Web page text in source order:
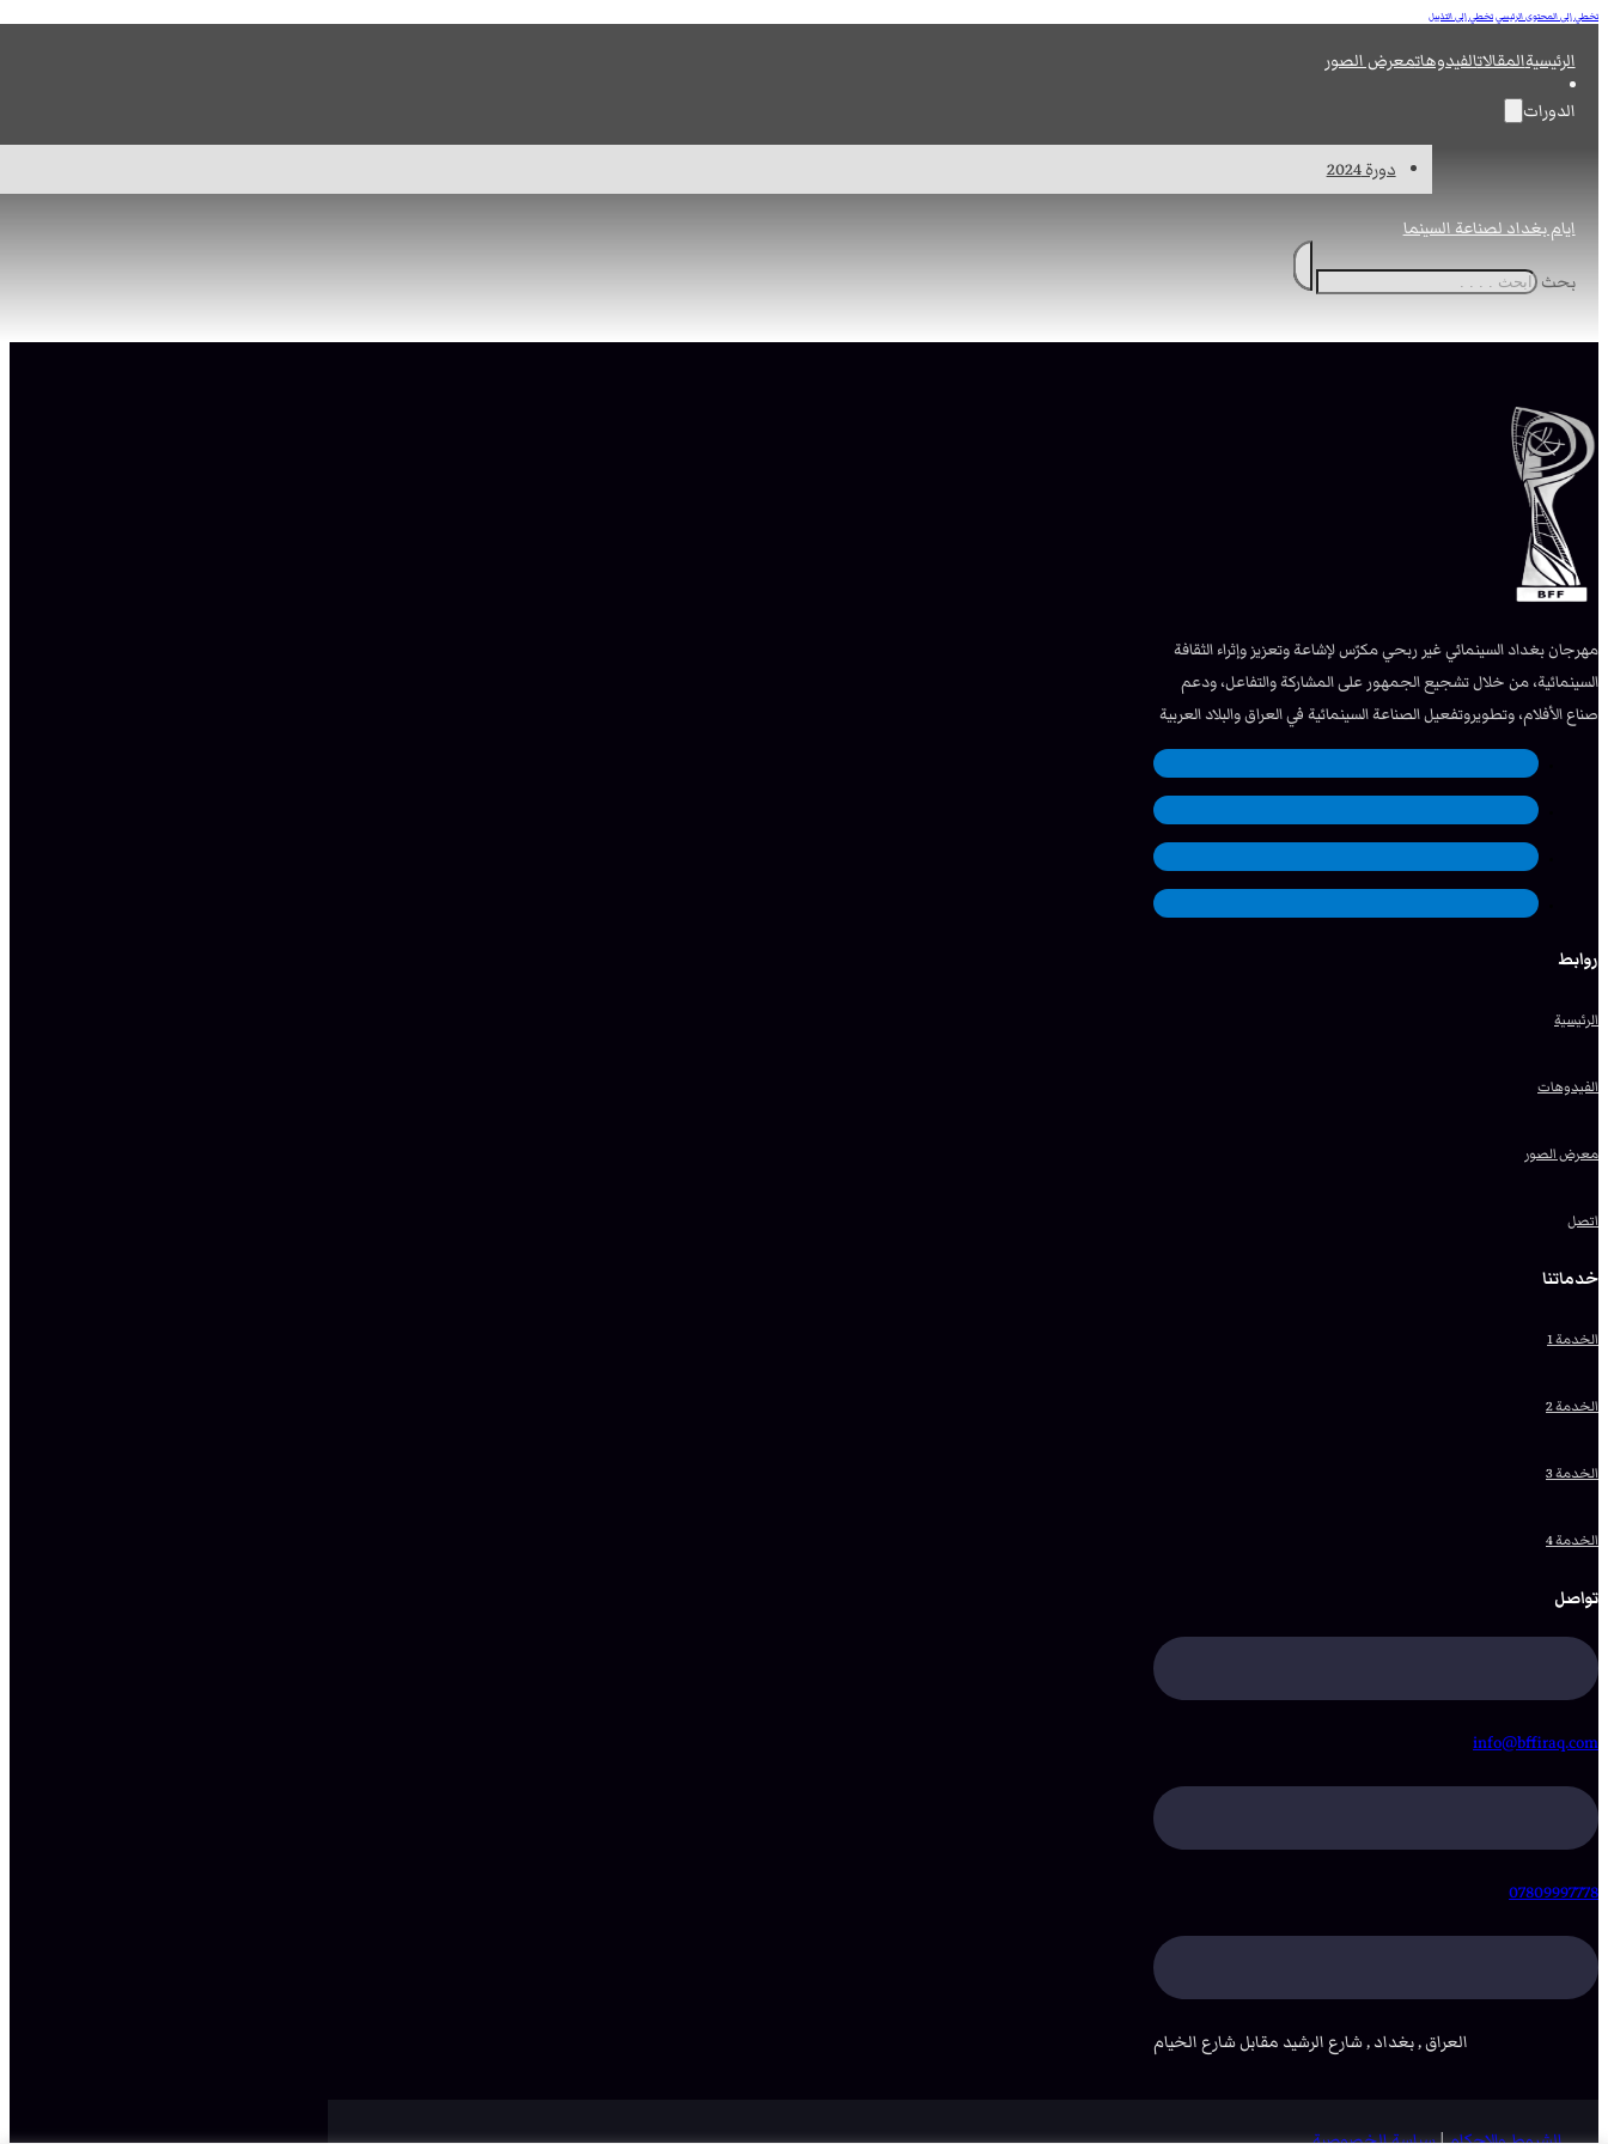
تخطي إلى المحتوى الرئيسيتخطي إلى التذييل
الرئيسيةالمقالاتالفيدوهاتمعرض الصور
الدورات
دورة 2024
ايام بغداد لصناعة السينما
بحث
مهرجان بغداد السينمائي غير ربحي مكرّس لإشاعة وتعزيز وإثراء الثقافة
السينمائية، من خلال تشجيع الجمهور على المشاركة والتفاعل، ودعم
صناع الأفلام، وتطويروتفعيل الصناعة السينمائية في العراق والبلاد العربية
روابط
الرئيسية
الفيدوهات
معرض الصور
اتصل
خدماتنا
الخدمة 1
الخدمة 2
الخدمة 3
الخدمة 4
تواصل
info@bffiraq.com
07809997778
العراق , بغداد , شارع الرشيد مقابل شارع الخيام